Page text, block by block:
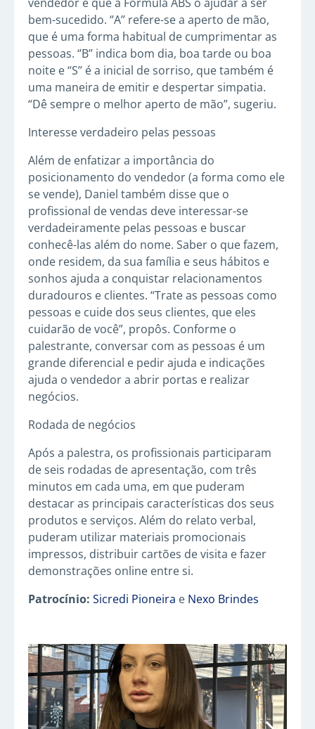
bem-sucedido. ‘’A’’ refere-se a aperto de mão,
que é uma forma habitual de cumprimentar as
pessoas. ‘’B’’ indica bom dia, boa tarde ou boa
noite e ‘‘S’’ é a inicial de sorriso, que também é
uma maneira de emitir e despertar simpatia.
“Dê sempre o melhor aperto de mão”, sugeriu.
Interesse verdadeiro pelas pessoas
Além de enfatizar a importância do
posicionamento do vendedor (a forma como ele
se vende), Daniel também disse que o
profissional de vendas deve interessar-se
verdadeiramente pelas pessoas e buscar
conhecê-las além do nome. Saber o que fazem,
onde residem, da sua família e seus hábitos e
sonhos ajuda a conquistar relacionamentos
duradouros e clientes. “Trate as pessoas como
pessoas e cuide dos seus clientes, que eles
cuidarão de você”, propôs. Conforme o
palestrante, conversar com as pessoas é um
grande diferencial e pedir ajuda e indicações
ajuda o vendedor a abrir portas e realizar
negócios.
Rodada de negócios
Após a palestra, os profissionais participaram
de seis rodadas de apresentação, com três
minutos em cada uma, em que puderam
destacar as principais características dos seus
produtos e serviços. Além do relato verbal,
puderam utilizar materiais promocionais
impressos, distribuir cartões de visita e fazer
demonstrações online entre si.
Patrocínio: Sicredi Pioneira e Nexo Brindes